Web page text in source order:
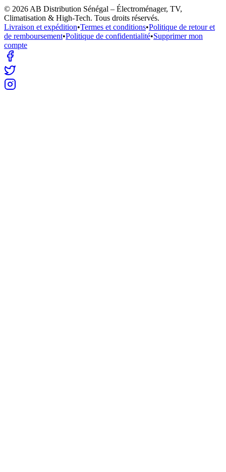
© 2026 AB Distribution Sénégal – Électroménager, TV,
Climatisation & High-Tech. Tous droits réservés.
Livraison et expédition•Termes et conditions•Politique de retour et
de remboursement•Politique de confidentialité•Supprimer mon
compte